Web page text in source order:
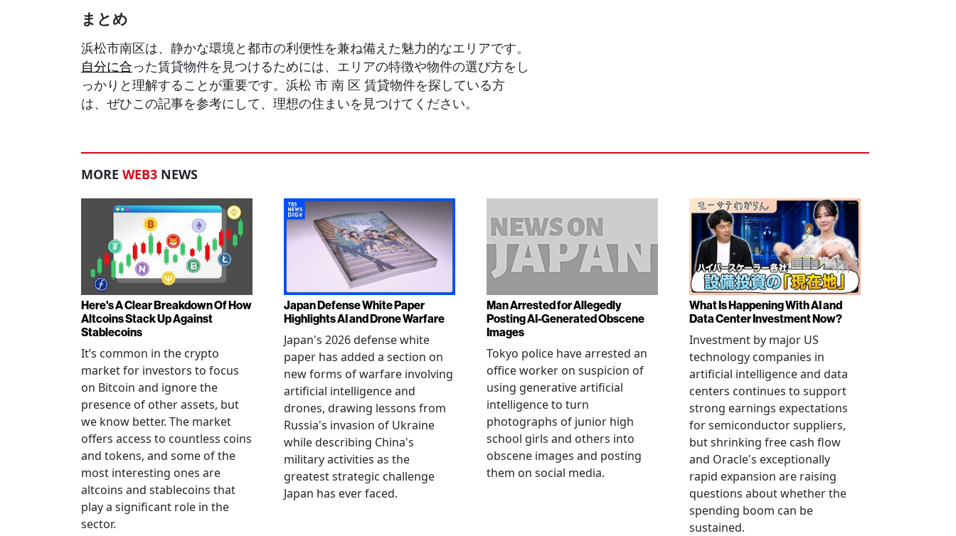
まとめ
浜松市南区は、静かな環境と都市の利便性を兼ね備えた魅力的なエリアです。
自分に合った賃貸物件を見つけるためには、エリアの特徴や物件の選び方をし
っかりと理解することが重要です。浜松 市 南 区 賃貸物件を探している方
は、ぜひこの記事を参考にして、理想の住まいを見つけてください。
MORE WEB3 NEWS
Here's A Clear Breakdown Of How
Altcoins Stack Up Against
Stablecoins
It’s common in the crypto
market for investors to focus
on Bitcoin and ignore the
presence of other assets, but
we know better. The market
offers access to countless coins
and tokens, and some of the
most interesting ones are
altcoins and stablecoins that
play a significant role in the
sector.
Japan Defense White Paper
Highlights AI and Drone Warfare
Japan's 2026 defense white
paper has added a section on
new forms of warfare involving
artificial intelligence and
drones, drawing lessons from
Russia's invasion of Ukraine
while describing China's
military activities as the
greatest strategic challenge
Japan has ever faced.
Man Arrested for Allegedly
Posting AI-Generated Obscene
Images
Tokyo police have arrested an
office worker on suspicion of
using generative artificial
intelligence to turn
photographs of junior high
school girls and others into
obscene images and posting
them on social media.
What Is Happening With AI and
Data Center Investment Now?
Investment by major US
technology companies in
artificial intelligence and data
centers continues to support
strong earnings expectations
for semiconductor suppliers,
but shrinking free cash flow
and Oracle's exceptionally
rapid expansion are raising
questions about whether the
spending boom can be
sustained.